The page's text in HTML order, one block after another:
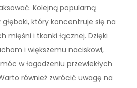
Kolejną popularną
który koncentruje się na
mięśni i tkanki łącznej. Dzięki
i większemu naciskowi,
w łagodzeniu przewlekłych
również zwrócić uwagę na